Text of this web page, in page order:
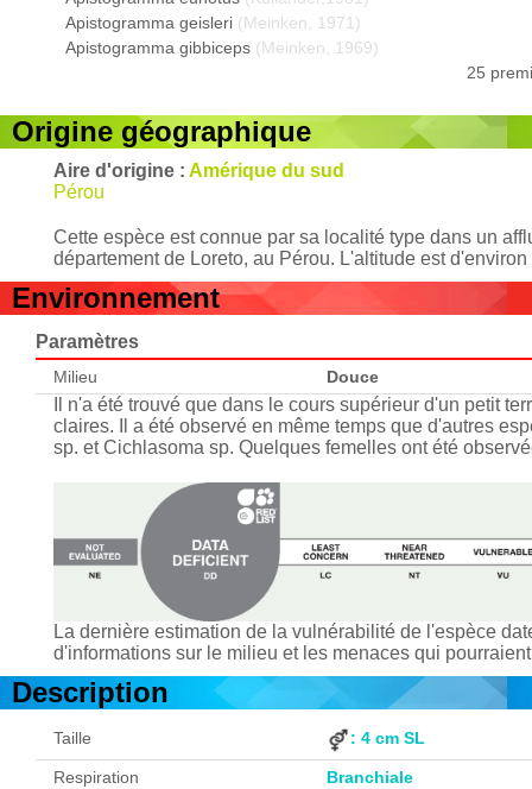
Apistogramma geisleri (Meinken, 1971)
Apistogramma gibbiceps (Meinken, 1969)
25
Origine géographique
Aire d'origine : Amérique du sud
Pérou
Cette espèce est connue par sa localité type dans un
département de Loreto, au Pérou. L'altitude est d'environ
Environnement
Paramètres
Milieu Douce
Il n'a été trouvé que dans le cours supérieur d'un petit
claires. Il a été observé en même temps que d'autres
sp. et Cichlasoma sp. Quelques femelles ont été
La dernière estimation de la vulnérabilité de l'espèce
d'informations sur le milieu et les menaces qui
Description
Taille : 4 cm SL
Respiration
Branchiale